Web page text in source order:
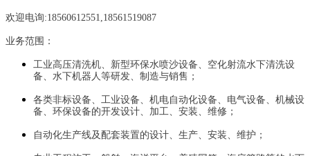
欢迎电询:18560612551,18561519087
业务范围：
工业高压清洗机、新型环保水喷沙设备、空化射流水下清洗设
备、水下机器人等研发、制造与销售；
各类非标设备、工业设备、机电自动化设备、电气设备、机械设
备、环保设备的开发设计、加工、安装、维修；
自动化生产线及配套装置的设计、生产、安装、维护；